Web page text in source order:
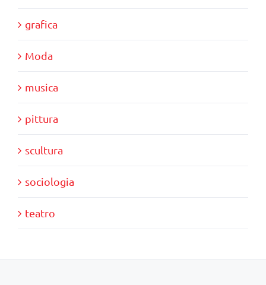
grafica
Moda
musica
pittura
scultura
sociologia
teatro